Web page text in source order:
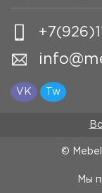
VK Tw
©
Мы